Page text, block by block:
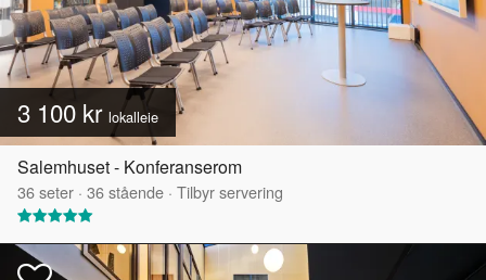
3 100 kr lokalleie
Salemhuset - Konferanserom
36seter · 36stående · Tilbyr servering